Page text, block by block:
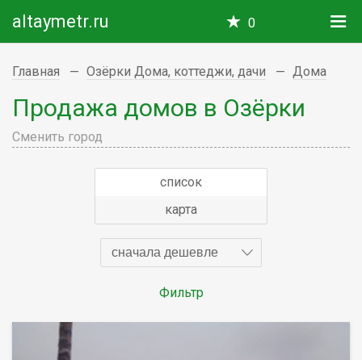
altaymetr.ru 0
Главная Озёрки Дома, коттеджи, дачи Дома
Продажа домов в Озёрки
Сменить город
список
карта
сначала дешевле
Фильтр